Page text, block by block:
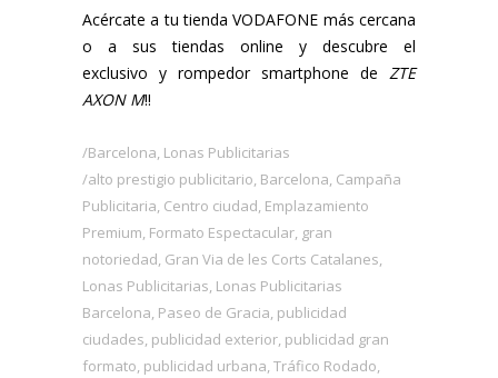
Acércate a tutienda VODAFONE más cercana
o a sustiendas online y descubre el
exclusivo y rompedor smartphone de ZTE
AXON M!!
Barcelona, Lonas Publicitarias
alto prestigio publicitario, Barcelona, Campaña
Publicitaria, Centro ciudad, Emplazamiento
Premium, Formato Espectacular, gran
notoriedad, Gran Via de les Corts Catalanes,
Lonas Publicitarias, Lonas Publicitarias
Barcelona, Paseo de Gracia, publicidad
ciudades, publicidad exterior, publicidad gran
formato, publicidad urbana, Tráfico Rodado,